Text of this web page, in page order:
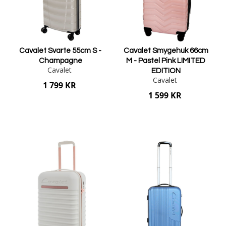
Cavalet Svarte 55cm S -
Champagne
Cavalet
1 799 KR
Cavalet Smygehuk 66cm
M - Pastel Pink LIMITED
EDITION
Cavalet
1 599 KR